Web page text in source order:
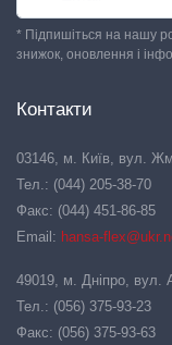
* Підпишіться на нашу
знижок, оновлення і
Контакти
03146, м. Київ, вул.
Тел.: (044) 205-38-70
Факс: (044) 451-86-85
Email: hansa-
49019, м. Дніпро, вул.
Тел.: (056) 375-93-23
Факс: (056) 375-93-63